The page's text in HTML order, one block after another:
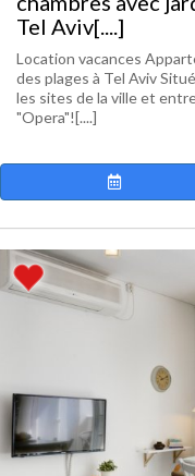
Tel Aviv[....]
Location vacances
des plages à Tel Aviv
les sites de la ville et
"Opera"![....]